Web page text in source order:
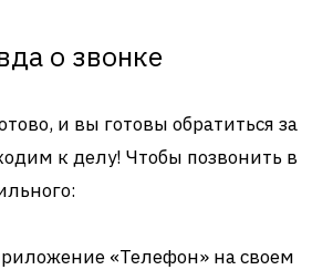
о звонке
и вы готовы обратиться за
к делу! Чтобы позвонить в
«Телефон» на своем